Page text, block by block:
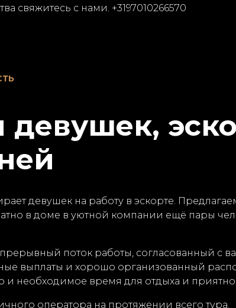
свяжитесь с нами. +3197010266570
девушек,
девушек на работу в эскорте.
в доме в уютной компании ещё пары
поток работы, согласованный с
выплаты и хорошо организованный
и необходимое время для отдыха и
оператора на протяжении всего тура.